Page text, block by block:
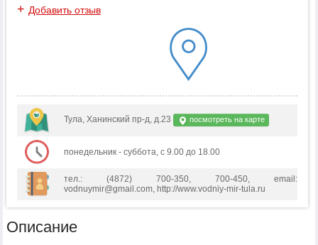
+ Добавить отзыв
Тула, Ханинский пр-д, д.23 посмотреть на карте
понедельник - суббота, с 9.00 до 18.00
тел.: (4872) 700-350, 700-450, email:
vodnuymir@gmail.com, http://www.vodniy-mir-tula.ru
Описание